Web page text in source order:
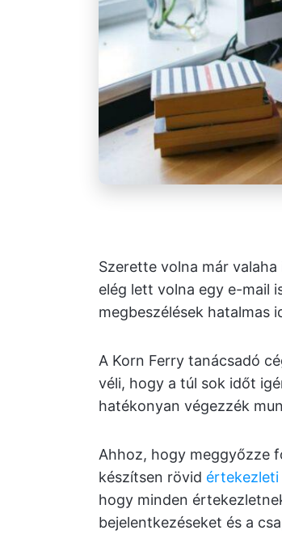
Szerette volna már
elég lett volna egy e-mail
megbeszélések hatalmas
A Korn Ferry tanácsadó
véli, hogy a túl sok időt
hatékonyan végezzék
Ahhoz, hogy meggyőzze
készítsen rövid
hogy minden
bejelentkezéseket és a